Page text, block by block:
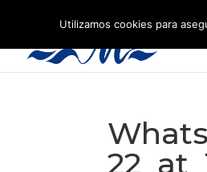
Utilizamos cookies para